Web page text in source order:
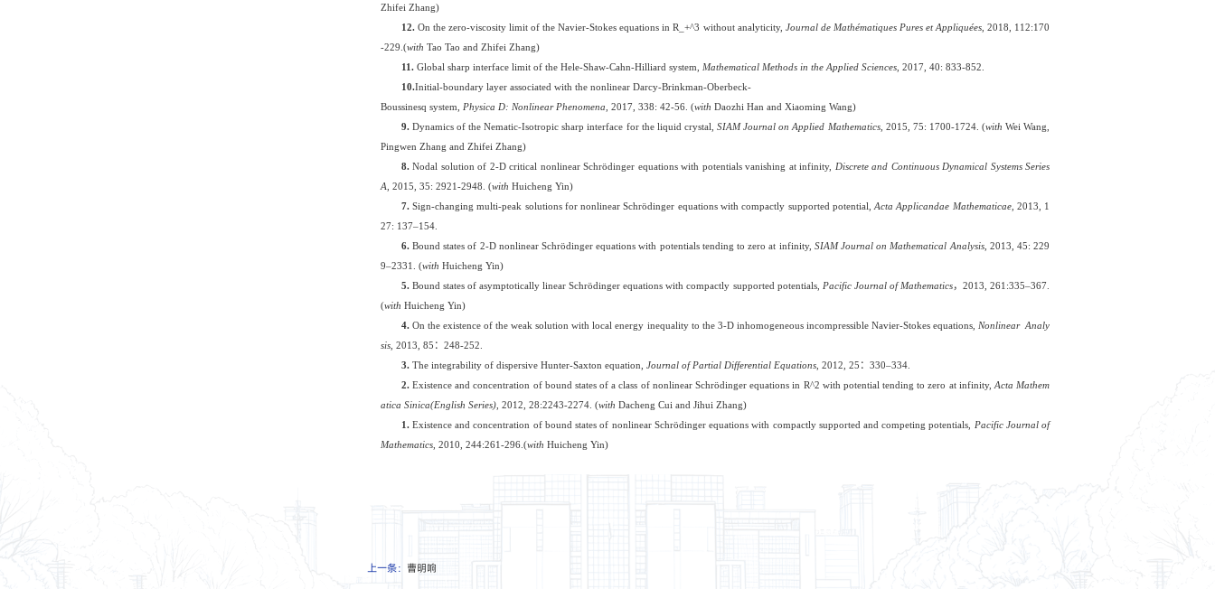
Zhifei Zhang)
12. On the zero-viscosity limit of the Navier-Stokes equations in R_+^3 without analyticity, Journal de Mathématiques Pures et Appliquées , 2018, 112:170
-229.(with Tao Tao and Zhifei Zhang)
11.Global sharp interface limit of the Hele-Shaw-Cahn-Hilliard system, Mathematical Methods in the Applied Sciences, 2017, 40: 833-852.
10.Initial-boundary layer associated with the nonlinear Darcy-Brinkman-Oberbeck-
Boussinesq system, Physica D: Nonlinear Phenomena , 2017, 338: 42-56. (with Daozhi Han and Xiaoming Wang)
9.Dynamics of the Nematic-Isotropic sharp interface for the liquid crystal,SIAM Journal on Applied Mathematics, 2015, 75: 1700-1724. (with Wei Wang,
Pingwen Zhang and Zhifei Zhang)
8.Nodal solution of 2-D critical nonlinear Schrödinger equations with potentials vanishing at infinity, Discrete and Continuous Dynamical Systems Series
A , 2015, 35: 2921-2948. (with Huicheng Yin)
7.Sign-changing multi-peak solutions for nonlinear Schrödinger equations with compactly supported potential,Acta Applicandae Mathematicae, 2013, 1
27: 137–154.
6. Bound states of 2-D nonlinear Schrödinger equations with potentials tending to zero at infinity, SIAM Journal on Mathematical Analysis, 2013, 45: 229
9–2331. (with Huicheng Yin)
5.Bound states of asymptotically linear Schrödinger equations with compactly supported potentials, Pacific Journal of Mathematics，2013, 261:335–367.
(with Huicheng Yin)
4. On the existence of the weak solution with local energy inequality to the 3-D inhomogeneous incompressible Navier-Stokes equations, Nonlinear Analy
sis 2013, 85 ：248-252.
3. The integrability of dispersive Hunter-Saxton equation, Journal of Partial Differential Equations, 2012, 25 ： 330–334.
2. Existence and concentration of bound states of a class of nonlinear Schrödinger equations in R^2 with potential tending to zero at infinity, Acta Mathem
atica Sinica(English Series) , 2012, 28:2243-2274. (with Dacheng Cui and Jihui Zhang)
1.Existence and concentration of bound states of nonlinear Schrödinger equations with compactly supported and competing potentials,
Pacific Journal of
Mathematics , 2010, 244:261-296.(with Huicheng Yin)
上一条： 曹明响